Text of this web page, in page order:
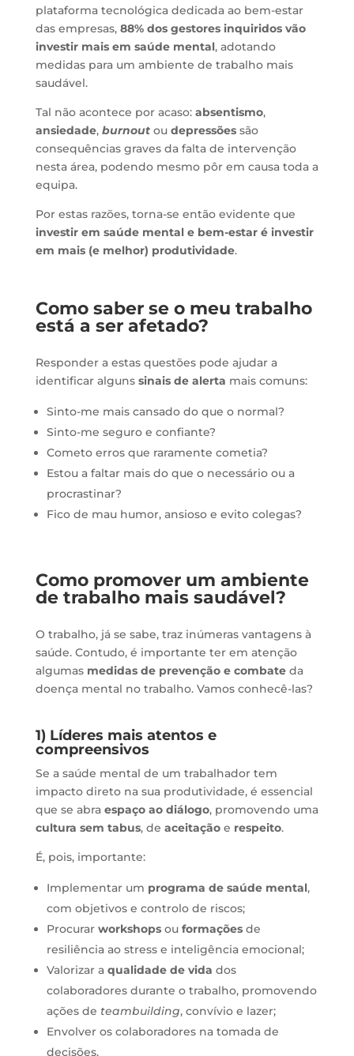
plataforma tecnológica dedicada ao bem-estar
das empresas, 88% dos gestores inquiridos vão
investir mais em saúde mental, adotando
medidas para um ambiente de trabalho mais
saudável.
Tal não acontece por acaso: absentismo,
ansiedade, burnoutou depressõessão
consequências graves da falta de intervenção
nesta área, podendo mesmo pôr em causa toda a
equipa.
Por estas razões, torna-se então evidente que
investir em saúde mental e bem-estar é investir
em mais (e melhor) produtividade.
Como saber se o meu trabalho
está a ser afetado?
Responder a estas questões pode ajudar a
identificar alguns sinais de alerta mais comuns:
Sinto-me mais cansado do que o normal?
Sinto-me seguro e confiante?
Cometo erros que raramente cometia?
Estou a faltar mais do que o necessário ou a
procrastinar?
Fico de mau humor, ansioso e evito colegas?
Como promover um ambiente
de trabalho mais saudável?
O trabalho, já se sabe, traz inúmeras vantagens à
saúde. Contudo, é importante ter em atenção
algumasmedidas de prevenção e combate da
doença mental no trabalho. Vamos conhecê-las?
1) Líderes mais atentos e
compreensivos
Se a saúde mental de um trabalhador tem
impacto direto na sua produtividade, é essencial
que se abraespaço ao diálogo, promovendo uma
cultura sem tabus, de aceitaçãoe respeito.
É, pois, importante:
Implementar um programa de saúde mental,
com objetivos e controlo de riscos;
Procurar workshopsou formaçõesde
resiliência ao stress e inteligência emocional;
Valorizar a qualidade de vida dos
colaboradores durante o trabalho, promovendo
ações de teambuilding, convívio e lazer;
Envolver os colaboradores na tomada de
decisões.